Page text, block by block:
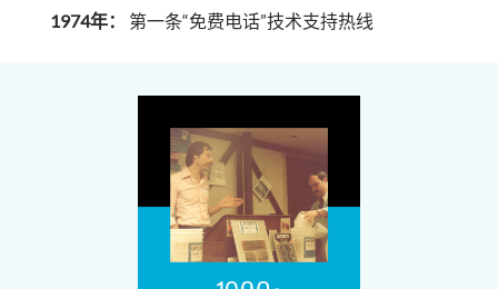
1974年：
第一条“免费电话”技术支持热线